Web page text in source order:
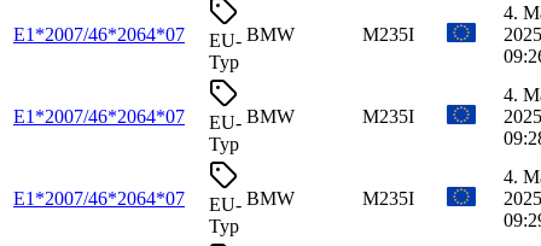
E1*2007/46*2064*07
EU-
Typ
BMW M235I
4.
E1*2007/46*2064*07
EU-
Typ
BMW M235I
4.
E1*2007/46*2064*07
EU-
Typ
BMW M235I
4.